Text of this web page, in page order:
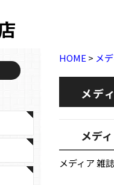
HOME > メ
メデ
メデ
メディア 雑